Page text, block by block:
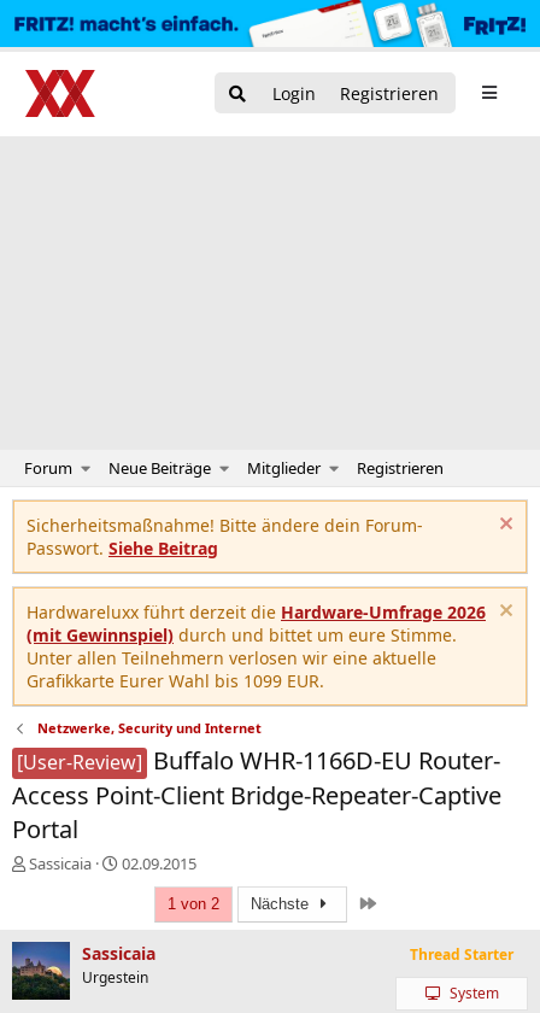
Login Registrieren
Forum Neue Beiträge Mitglieder Registrieren
Sicherheitsmaßnahme! Bitte ändere dein Forum-
Passwort. Siehe Beitrag
Hardwareluxx führt derzeit die Hardware-Umfrage 2026
(mit Gewinnspiel) durch und bittet um eure Stimme.
Unter allen Teilnehmern verlosen wir eine aktuelle
Grafikkarte Eurer Wahl bis 1099 EUR.
Netzwerke, Security und Internet
[User-Review] Buffalo WHR-1166D-EU Router-
Access Point-Client Bridge-Repeater-Captive
Portal
E
e
l
l
Sassicaia
E
e
l
02.09.2015
1 von 2 Nächste
Sassicaia
Urgestein
Thread Starter
System